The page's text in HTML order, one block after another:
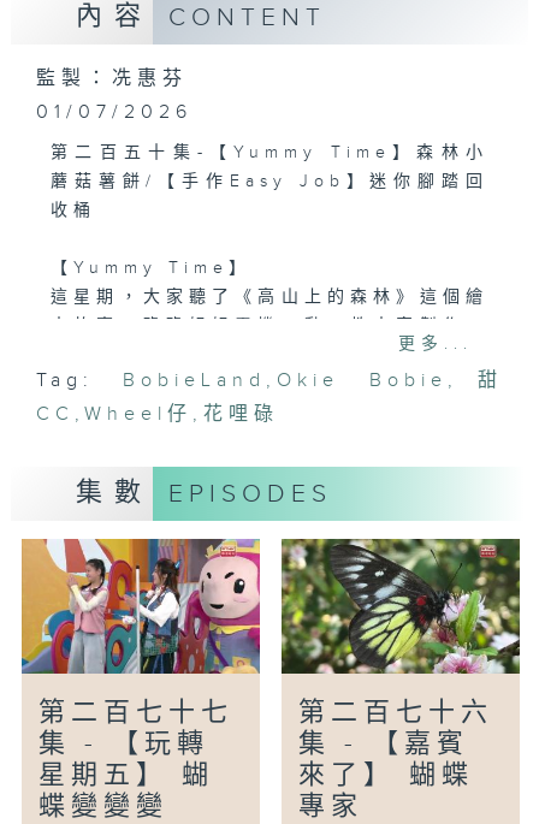
內容 CONTENT
監製：冼惠芬
01/07/2026
第二百五十集-【Yummy Time】森林小
蘑菇薯餅/【手作Easy Job】迷你腳踏回
收桶
【Yummy Time】
這星期，大家聽了《高山上的森林》這個繪
種和森林有關的小食：森林小蘑菇薯餅。利
用薯仔和木薯粉製作成蘑菇形狀的薯餅，擠
上沙律醬和番茄醬，配以蘆筍等蔬菜，製作
【手作Easy Job】
踏回收桶」，只需要簡單材料如紙杯、顏色
紙、咭紙等，就可以做到趣味十足又實用的
手作，既可放書桌作小擺設，又可以用來收
納紙碎、擦膠碎等垃圾的Q版回收桶。
編導:謝曉玲
更多...
Tag: BobieLand , Okie Bobie ,
甜
CC ,Wheel仔 ,花哩碌
集數 EPISODES
第二百七十七
集 - 【玩轉
星期五】 蝴
蝶變變變
第二百七十六
集 - 【嘉賓
來了】 蝴蝶
專家